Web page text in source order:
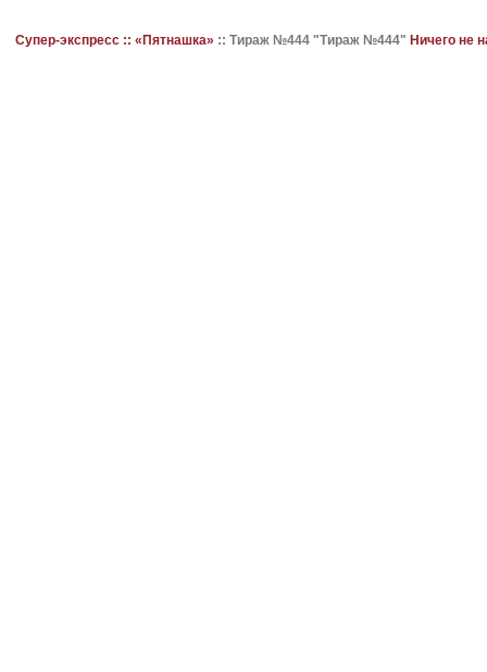
Супер-экспресс :: «Пятнашка» :: Тираж №444 "Тираж №444" Ничего не